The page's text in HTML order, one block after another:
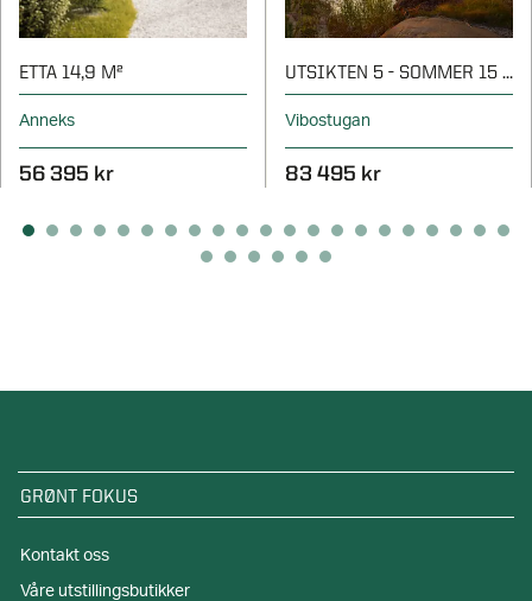
ETTA 14,9 M²
Anneks
56 395 kr
UTSIKTEN 5 - SOMMER 15 M²
Vibostugan
83 495 kr
GRØNT FOKUS
Kontakt oss
Våre utstillingsbutikker